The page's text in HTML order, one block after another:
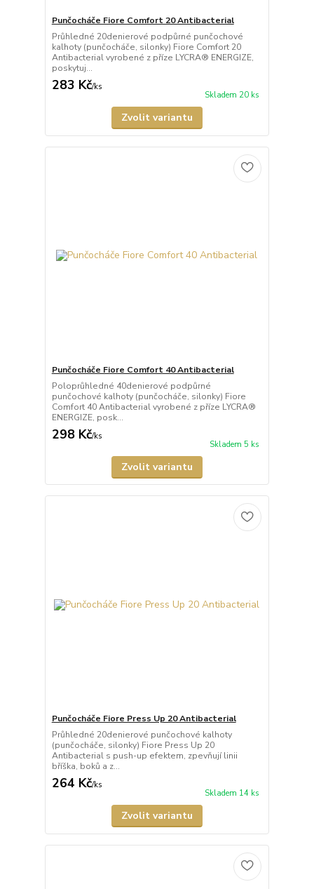
Punčocháče Fiore Comfort 20 Antibacterial
Průhledné 20denierové podpůrné punčochové
kalhoty (punčocháče, silonky) Fiore Comfort 20
Antibacterial vyrobené z příze LYCRA® ENERGIZE,
poskytuj...
283 Kč/ks
Skladem 20 ks
Zvolit variantu
Punčocháče Fiore Comfort 40 Antibacterial
Poloprůhledné 40denierové podpůrné
punčochové kalhoty (punčocháče, silonky) Fiore
Comfort 40 Antibacterial vyrobené z příze LYCRA®
ENERGIZE, posk...
298 Kč/ks
Skladem 5 ks
Zvolit variantu
Punčocháče Fiore Press Up 20 Antibacterial
Průhledné 20denierové punčochové kalhoty
(punčocháče, silonky) Fiore Press Up 20
Antibacterial s push-up efektem, zpevňují linii
bříška, boků a z...
264 Kč/ks
Skladem 14 ks
Zvolit variantu